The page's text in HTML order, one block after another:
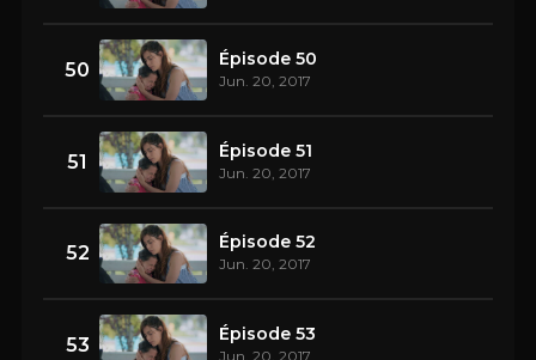
50 Épisode 50
Jun. 20, 2017
51 Épisode 51
Jun. 20, 2017
52 Épisode 52
Jun. 20, 2017
53 Épisode 53
Jun. 20, 2017